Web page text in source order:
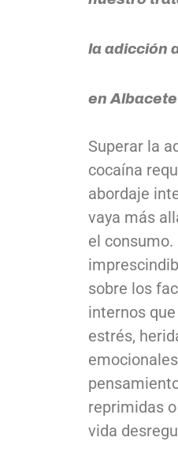
la adicción
en
Superar la
cocaína
abordaje
vaya más
el consumo.
sobre los
internos
estrés,
reprimidas
vida